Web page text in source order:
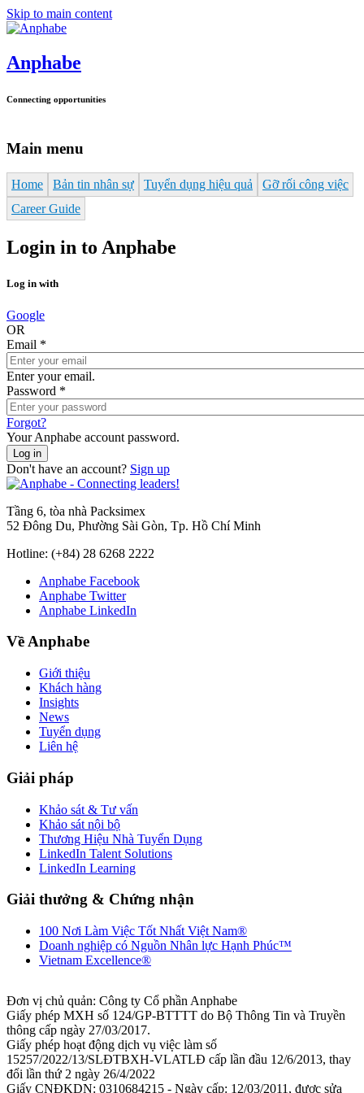
Skip to main content
Anphabe
Connecting opportunities
Main menu
Home Bản tin nhân sự Tuyển dụng hiệu quả
Gỡ rối công việc
Career Guide
Login in to Anphabe
Log in with
Google
OR
Email *
Enter your email.
Password *
Forgot?
Your Anphabe account password.
Don't have an account? Sign up
Tầng 6, tòa nhà Packsimex
52 Đông Du, Phường Sài Gòn, Tp. Hồ Chí Minh
Hotline: (+84) 28 6268 2222
Anphabe Facebook
Anphabe Twitter
Anphabe LinkedIn
Về Anphabe
Giới thiệu
Khách hàng
Insights
News
Tuyển dụng
Liên hệ
Giải pháp
Khảo sát & Tư vấn
Khảo sát nội bộ
Thương Hiệu Nhà Tuyển Dụng
LinkedIn Talent Solutions
LinkedIn Learning
Giải thưởng & Chứng nhận
100 Nơi Làm Việc Tốt Nhất Việt Nam®
Doanh nghiệp có Nguồn Nhân lực Hạnh Phúc™
Vietnam Excellence®
Đơn vị chủ quản: Công ty Cổ phần Anphabe
Giấy phép MXH số 124/GP-BTTTT do Bộ Thông Tin và Truyền
thông cấp ngày 27/03/2017.
Giấy phép hoạt động dịch vụ việc làm số
15257/2022/13/SLĐTBXH-VLATLĐ cấp lần đầu 12/6/2013, thay
đổi lần thứ 2 ngày 26/4/2022
Giấy CNĐKDN: 0310684215 - Ngày cấp: 12/03/2011, được sửa